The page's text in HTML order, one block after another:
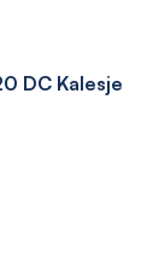
DC Kalesje